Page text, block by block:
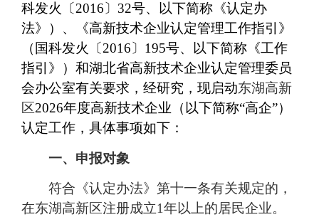
科发火〔2016〕32号、以下简称《认定办
法》）、《高新技术企业认定管理工作指引》
（国科发火〔2016〕195号、以下简称《工作
指引》）和湖北省高新技术企业认定管理委员
会办公室有关要求，经研究，现启动东湖高新
区2026年度高新技术企业（以下简称“高企”）
认定工作，具体事项如下：
一、申报对象
符合《认定办法》第十一条有关规定的，
在东湖高新区注册成立1年以上的居民企业。